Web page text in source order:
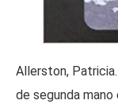
Allerston,
de segunda